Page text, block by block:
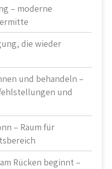
– moderne
die wieder
und behandeln –
und
– Raum für
Rücken beginnt –